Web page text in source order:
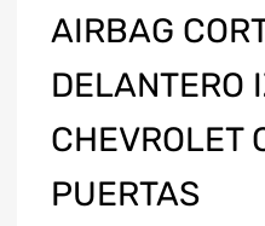
AIRBAG
DELANTERO
CHEVROLET
PUERTAS